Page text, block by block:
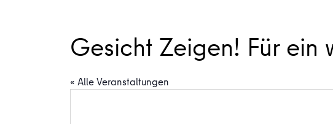
Gesicht Zeigen! Für ein
« Alle Veranstaltungen